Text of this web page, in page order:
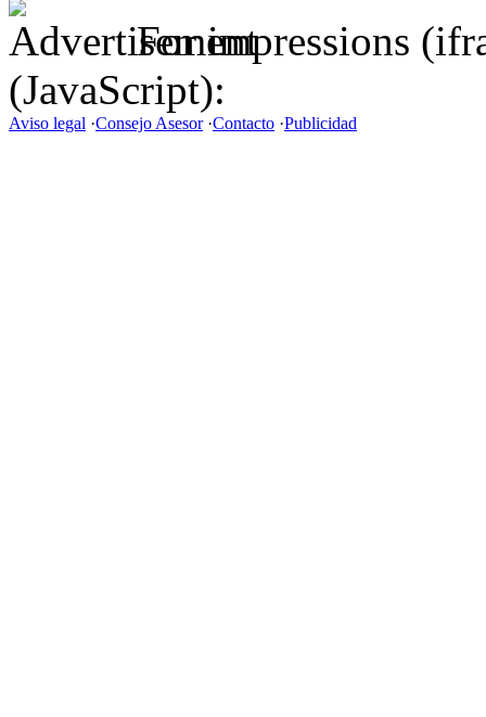
For impressions
(JavaScript):
Aviso legal ·Consejo Asesor·Contacto ·Publicidad